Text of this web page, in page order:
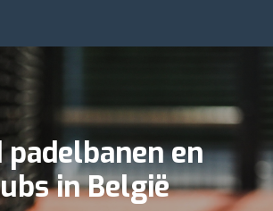
padelbanen en
in België